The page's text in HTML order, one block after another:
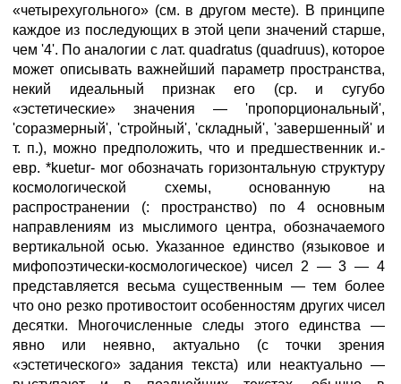
«четырехугольного» (см. в другом месте). В принципе
каждое из последующих в этой цепи значений старше,
чем '4'. По аналогии с лат. quadratus (quadruus), которое
может описывать важнейший параметр пространства,
некий идеальный признак его (ср. и сугубо
«эстетические» значения — 'пропорциональный',
'соразмерный', 'стройный', 'складный', 'завершенный' и
т. п.), можно предположить, что и предшественник и.-
евр. *kuetur- мог обозначать горизонтальную структуру
космологической схемы, основанную на
распространении (: пространство) по 4 основным
направлениям из мыслимого центра, обозначаемого
вертикальной осью. Указанное единство (языковое и
мифопоэтически-космологическое) чисел 2 — 3 — 4
представляется весьма существенным — тем более
что оно резко противостоит особенностям других чисел
десятки. Многочисленные следы этого единства —
явно или неявно, актуально (с точки зрения
«эстетического» задания текста) или неактуально —